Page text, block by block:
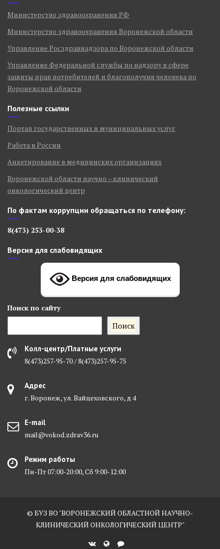
Министерство здравоохранения РФ
Министерство здравоохранения Воронежской области
Управление Росздравнадзора по Воронежской области
Управление Федеральной службы по надзору в сфере
защиты прав потребителей и благополучия человека по
Воронежской области
Полезные ссылки
Портал государственных и муниципальных услуг
Работа в России
Анкетирование в медицинских организациях
Воронежской области научно – клинический
онкологический центр
По фактам коррупции обращаться по телефону:
8(473) 253-00-38
Версия для слабовидящих
Версия для слабовидящих
Поиск по сайту
Поиск
Колл-центр/Платные услуги
8(473)257-95-70 / 8(473)257-95-75
Адрес
г. Воронеж, ул. Вайцеховского, д 4
E-mail
mail@vokod.zdrav36.ru
Режим работы
Пн-Пт 07:00-20:00, Сб 9:00-12:00
© БУЗ ВО "ВОРОНЕЖСКИЙ ОБЛАСТНОЙ НАУЧНО-
КЛИНИЧЕСКИЙ ОНКОЛОГИЧЕСКИЙ ЦЕНТР"